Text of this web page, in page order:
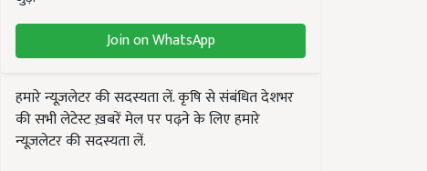
Join on WhatsApp
हमारे न्यूज़लेटर की सदस्यता लें. कृषि से संबंधित देशभर
की सभी लेटेस्ट ख़बरें मेल पर पढ़ने के लिए हमारे
न्यूज़लेटर की सदस्यता लें.